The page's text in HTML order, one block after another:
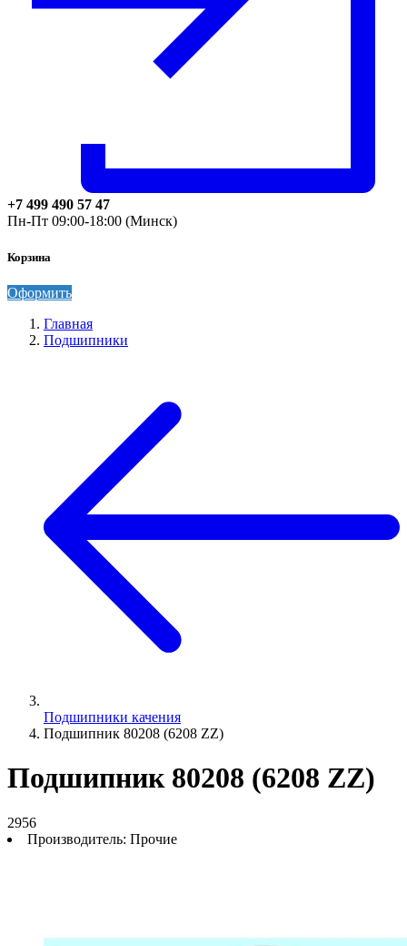
+7 499 490 57 47
Пн-Пт 09:00-18:00 (Минск)
Корзина
Оформить
Главная
Подшипники
Подшипники качения
Подшипник 80208 (6208 ZZ)
Подшипник 80208 (6208 ZZ)
2956
Производитель: Прочие